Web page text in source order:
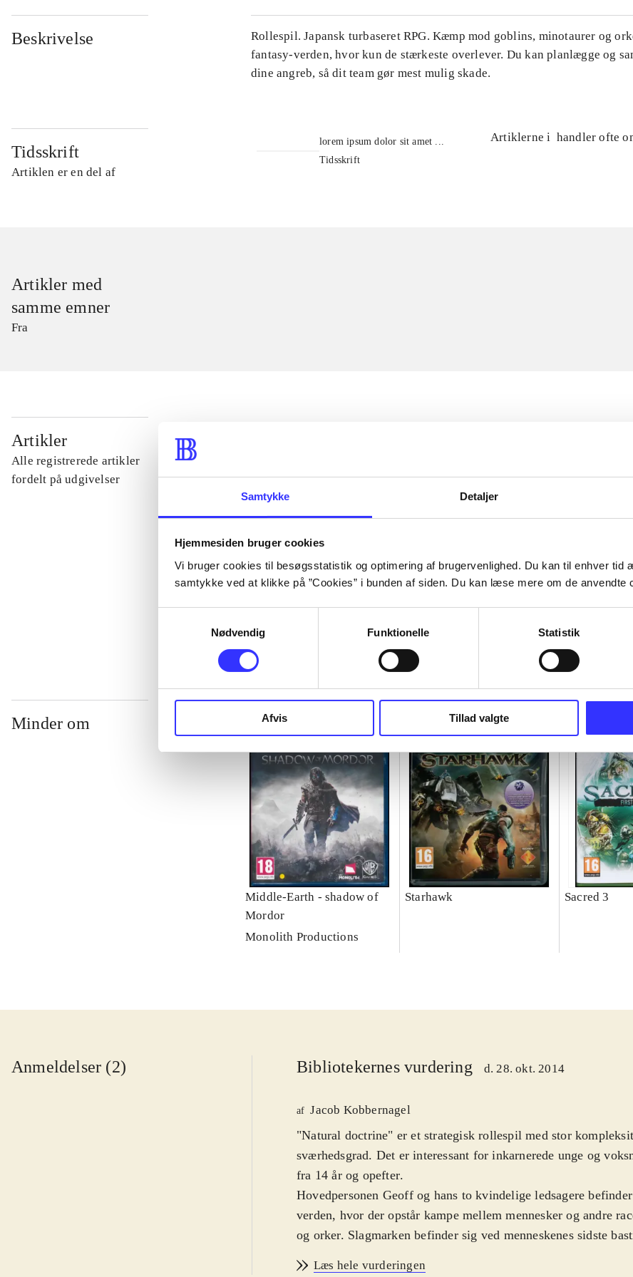
Samtykke Detaljer
Hjemmesiden bruger cookies
Vi bruger cookies til besøgsstatistik og optimering af brugervenlighed. Du kan til enhver
samtykke ved at klikke på ”Cookies” i bunden af siden. Du kan læse mere om de anvendte
Nødvendig
Funktionelle Statistik
Afvis Tillad valgte
Beskrivelse
Rollespil. Japansk turbaseret RPG. Kæmp mod goblins, minotaurer og
fantasy-verden, hvor kun de stærkeste overlever. Du kan planlægge og
dine angreb, så dit team gør mest mulig skade.
Tidsskrift
Artiklen er en del af
lorem ipsum dolor sit amet ...
Tidsskrift
Artiklerne i handler ofte
Artikler med
samme emner
Fra
Artikler
Alle registrerede artikler
fordelt på udgivelser
...
...
Minder om
Middle-Earth - shadow of
Mordor
Monolith Productions
Starhawk Sacred 3
Anmeldelser (2) Bibliotekernes vurdering d. 28. okt. 2014
af Jacob Kobbernagel
"Natural doctrine" er et strategisk rollespil med stor
sværhedsgrad. Det er interessant for inkarnerede unge og
fra 14 år og opefter.
Hovedpersonen Geoff og hans to kvindelige ledsagere
verden, hvor der opstår kampe mellem mennesker og andre
og orker. Slagmarken befinder sig ved menneskenes sidste
Læs hele vurderingen